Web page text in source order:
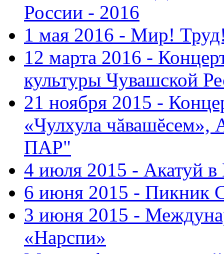
России - 2016
1 мая 2016 - Мир!
12 марта 2016 -
культуры Чувашской
21 ноября 2015 -
«Чулхула
ПАР"
4 июля 2015 - Акатуй
6 июня 2015 - Пикник
3 июня 2015 -
«Нарспи»